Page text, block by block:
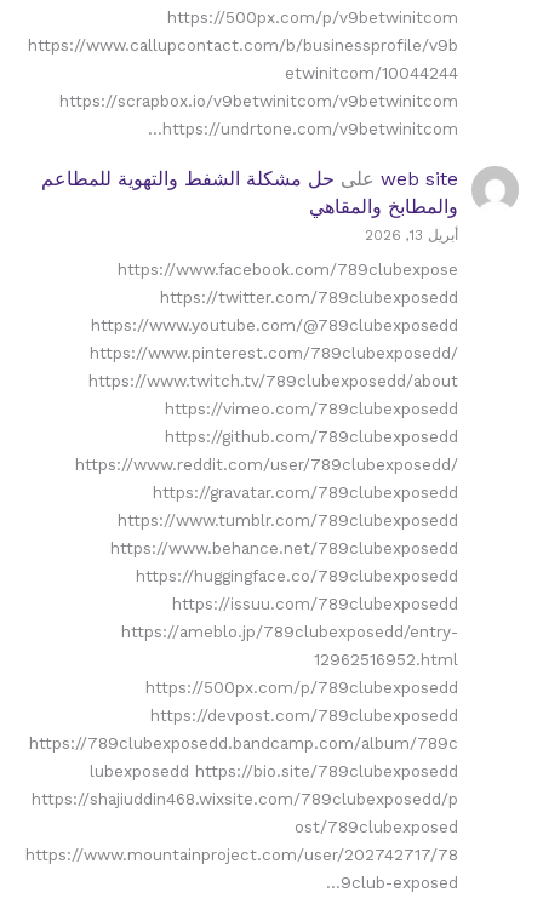
https://500px.com/p/v9betwinitcom
https://www.callupcontact.com/b/businessprofile/v9b
etwinitcom/10044244
https://scrapbox.io/v9betwinitcom/v9betwinitcom
https://undrtone.com/v9betwinitcom…
web site على حل مشكلة الشفط والتهوية للمطاعم
والمطابخ والمقاهي
أبريل 13, 2026
https://www.facebook.com/789clubexpose
https://twitter.com/789clubexposedd
https://www.youtube.com/@789clubexposedd
https://www.pinterest.com/789clubexposedd/
https://www.twitch.tv/789clubexposedd/about
https://vimeo.com/789clubexposedd
https://github.com/789clubexposedd
https://www.reddit.com/user/789clubexposedd/
https://gravatar.com/789clubexposedd
https://www.tumblr.com/789clubexposedd
https://www.behance.net/789clubexposedd
https://huggingface.co/789clubexposedd
https://issuu.com/789clubexposedd
https://ameblo.jp/789clubexposedd/entry-
12962516952.html
https://500px.com/p/789clubexposedd
https://devpost.com/789clubexposedd
https://789clubexposedd.bandcamp.com/album/789c
lubexposedd https://bio.site/789clubexposedd
https://shajiuddin468.wixsite.com/789clubexposedd/p
ost/789clubexposed
https://www.mountainproject.com/user/202742717/78
9club-exposed…